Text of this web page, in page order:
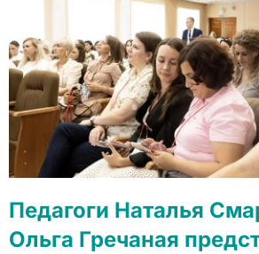
Педагоги Наталья
Ольга Гречаная